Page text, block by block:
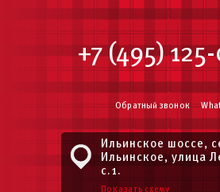
+7 (495)
Обратный звонок
Ильинское шоссе,
Ильинское, улица
с.1.
Показать схему